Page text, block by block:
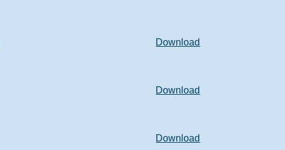
Download
Download
Download